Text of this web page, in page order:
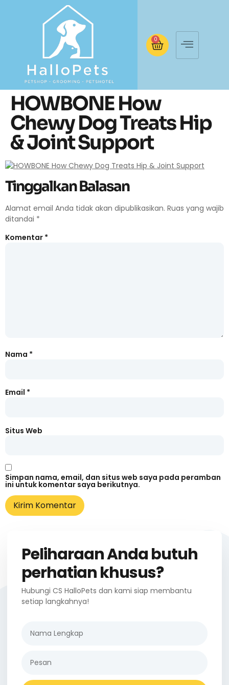
0
HOWBONE How
Chewy Dog Treats Hip
& Joint Support
Tinggalkan Balasan
Alamat email Anda tidak akan dipublikasikan. Ruas yang wajib
ditandai *
Komentar *
Nama *
Email *
Situs Web
Simpan nama, email, dan situs web saya pada peramban
ini untuk komentar saya berikutnya.
Peliharaan Anda butuh
perhatian khusus?
Hubungi CS HalloPets dan kami siap membantu
setiap langkahnya!